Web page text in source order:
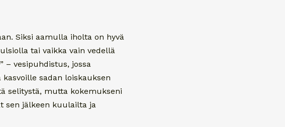
Siksi aamulla iholta on hyvä
tai vaikka vain vedellä
” – vesipuhdistus, jossa
sadan loiskauksen
selitystä, mutta kokemukseni
sen jälkeen kuulailta ja